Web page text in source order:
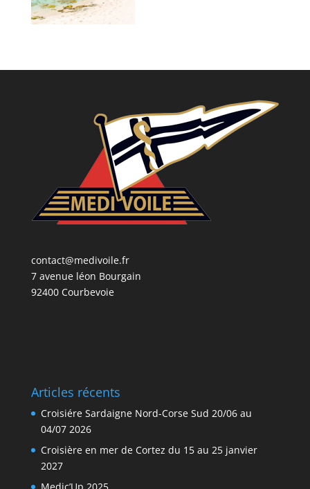
contact@medivoile.fr
7 avenue léon Bourgain
92400 Courbevoie
Articles récents
Croisiére Sardaigne Nord-Corse Sud 20/06 au
04/07 2026
Croisière en mer de Cortez du 15 au 25 janvier
2027
Medic’Up 2025